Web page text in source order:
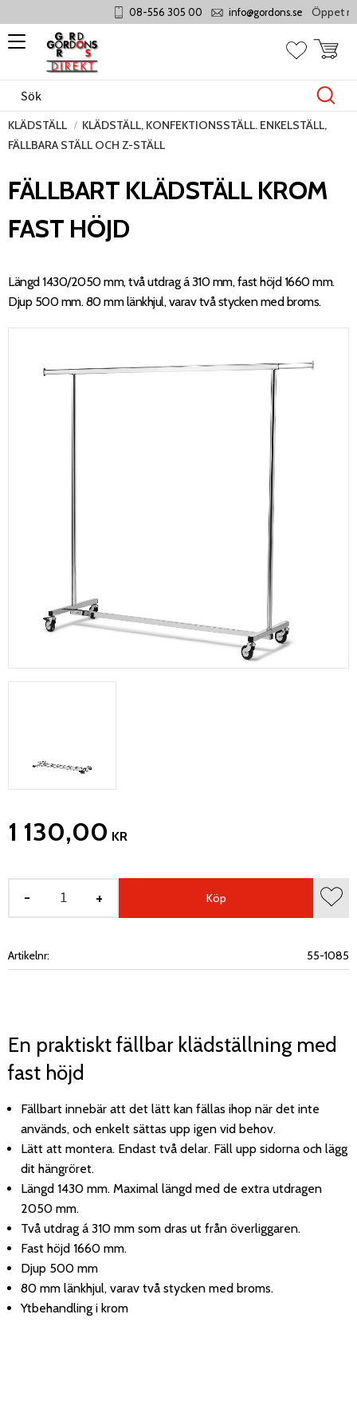
Meny
08-556 305 00 info@gordons.se Öppet
Favoriter
KLÄDSTÄLL
KLÄDSTÄLL, KONFEKTIONSSTÄLL. ENKELSTÄLL,
FÄLLBARA STÄLL OCH Z-STÄLL
FÄLLBART KLÄDSTÄLL KROM
FAST HÖJD
Längd 1430/2050 mm, två utdrag á 310 mm, fast höjd 1660 mm.
Djup 500 mm. 80 mm länkhjul, varav två stycken med broms.
1 130,00 KR
+
- Köp
Artikelnr 55-1085
En praktiskt fällbar klädställning med
fast höjd
Fällbart innebär att det lätt kan fällas ihop när det inte
används, och enkelt sättas upp igen vid behov.
Lätt att montera. Endast två delar. Fäll upp sidorna och lägg
dit hängröret.
Längd 1430 mm. Maximal längd med de extra utdragen
2050 mm.
Två utdrag á 310 mm som dras ut från överliggaren.
Fast höjd 1660 mm.
Djup 500 mm
80 mm länkhjul, varav två stycken med broms.
Ytbehandling i krom